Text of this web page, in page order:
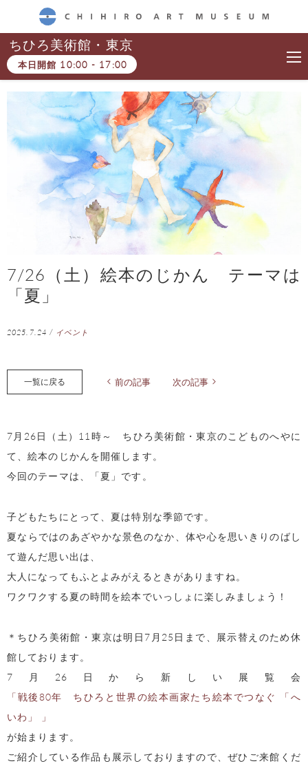
CHIHIRO ART MUSEUM
ちひろ美術館・東京
本日開館 10:00 - 17:00
7/26（土）絵本のじかん テーマは
「夏」
2025.7.24 / イベント
一覧に戻る 前の記事 次の記事
7月26日（土）11時～ ちひろ美術館・東京のこどものへやに
て、絵本のじかんを開催します。
今回のテーマは、「夏」です。
子どもたちにとって、夏は特別な季節です。
夏ならではのあざやかな景色のなか、体や心を思いきりのばし
て遊んだ思い出は、
大人になってもふとよみがえるときがありますね。
ワクワクする夏の時間を絵本でいっしょに楽しみましょう！
＊ちひろ美術館・東京は明日7月25日まで、展示替えのため休
館しております。
7月26日から新しい展覧会
「戦後80年 ちひろと世界の絵本画家たち絵本でつなぐ 「へ
いわ」 」
が始まります。
ご紹介している作品も展示しておりますので、ぜひご来館くだ